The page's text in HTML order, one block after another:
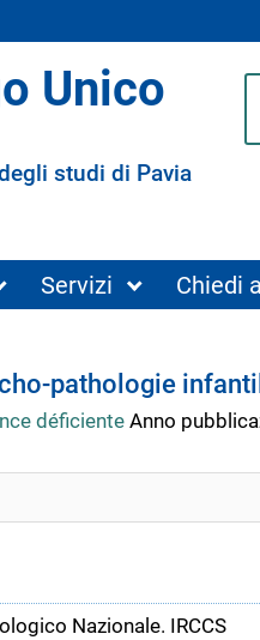
Unico
studi di Pavia
Servizi Chiedi
pathologie
déficiente Anno
Nazionale. IRCCS